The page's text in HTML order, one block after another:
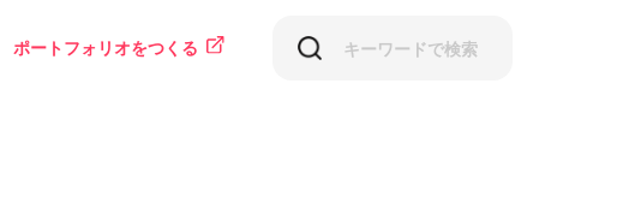
ポートフォリオをつくる